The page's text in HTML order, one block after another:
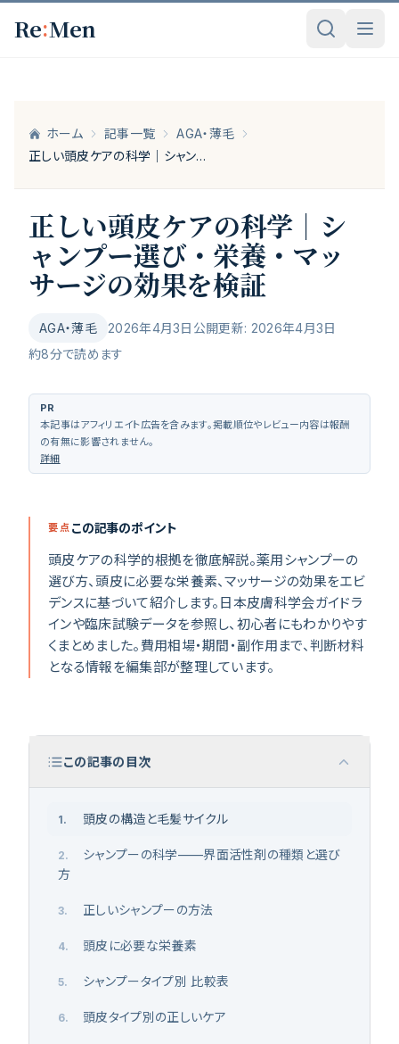
Re:Men
ホーム 記事一覧
AGA・薄毛
正しい頭皮ケアの科学｜シャンプー選び・栄養・マッサージの効果を検証
正しい頭皮ケアの科学｜シ
ャンプー選び・栄養・マッ
サージの効果を検証
AGA・薄毛 2026年4月3日公開更新: 2026年4月3日
約8分で読めます
PR
本記事はアフィリエイト広告を含みます。掲載順位やレビュー内容は報酬
の有無に影響されません。
詳細
要点 この記事のポイント
頭皮ケアの科学的根拠を徹底解説。薬用シャンプーの
選び方、頭皮に必要な栄養素、マッサージの効果をエビ
デンスに基づいて紹介します。日本皮膚科学会ガイドラ
インや臨床試験データを参照し、初心者にもわかりやす
くまとめました。費用相場・期間・副作用まで、判断材料
となる情報を編集部が整理しています。
この記事の目次
1. 頭皮の構造と毛髪サイクル
2.
シャンプーの科学——界面活性剤の種類と選び
方
3. 正しいシャンプーの方法
4. 頭皮に必要な栄養素
5. シャンプータイプ別 比較表
6. 頭皮タイプ別の正しいケア